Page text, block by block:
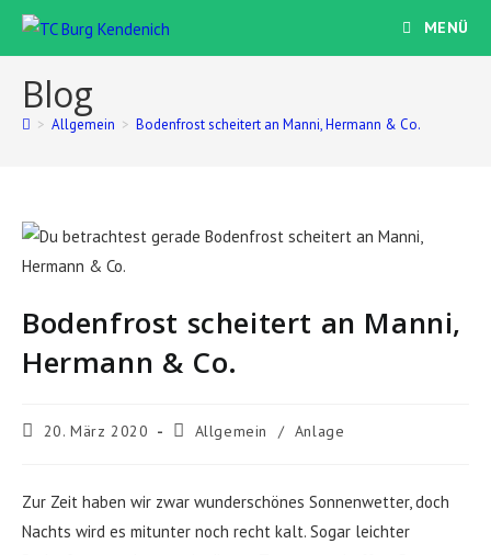
Zum
MENÜ
Blog
> Allgemein > Bodenfrost scheitert an Manni, Hermann & Co.
Bodenfrost scheitert an Manni,
Hermann & Co.
Beitrag
20. März 2020
Beitrags-
Allgemein / Anlage
Zur Zeit haben wir zwar wunderschönes Sonnenwetter, doch
Nachts wird es mitunter noch recht kalt. Sogar leichter